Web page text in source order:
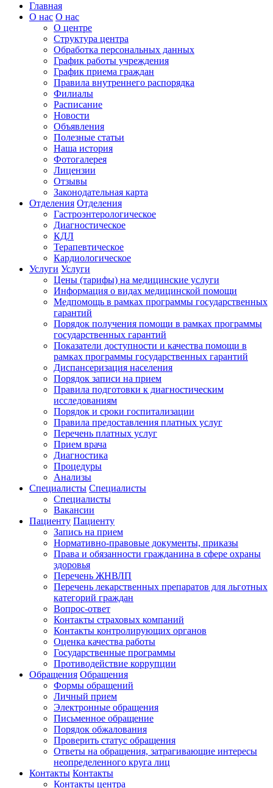
Главная
О нас О нас
О центре
Структура центра
Обработка персональных данных
График работы учреждения
График приема граждан
Правила внутреннего распорядка
Филиалы
Расписание
Новости
Объявления
Полезные статьи
Наша история
Фотогалерея
Лицензии
Отзывы
Законодательная карта
Отделения Отделения
Гастроэнтерологическое
Диагностическое
КДЛ
Терапевтическое
Кардиологическое
Услуги Услуги
Цены (тарифы) на медицинские услуги
Информация о видах медицинской помощи
Медпомощь в рамках программы государственных
гарантий
Порядок получения помощи в рамках программы
государственных гарантий
Показатели доступности и качества помощи в
рамках программы государственных гарантий
Диспансеризация населения
Порядок записи на прием
Правила подготовки к диагностическим
исследованиям
Порядок и сроки госпитализации
Правила предоставления платных услуг
Перечень платных услуг
Прием врача
Диагностика
Процедуры
Анализы
Специалисты Специалисты
Специалисты
Вакансии
Пациенту Пациенту
Запись на прием
Нормативно-правовые документы, приказы
Права и обязанности гражданина в сфере охраны
здоровья
Перечень ЖНВЛП
Перечень лекарственных препаратов для льготных
категорий граждан
Вопрос-ответ
Контакты страховых компаний
Контакты контролирующих органов
Оценка качества работы
Государственные программы
Противодействие коррупции
Обращения Обращения
Формы обращений
Личный прием
Электронные обращения
Письменное обращение
Порядок обжалования
Проверить статус обращения
Ответы на обращения, затрагивающие интересы
неопределенного круга лиц
Контакты Контакты
Контакты центра